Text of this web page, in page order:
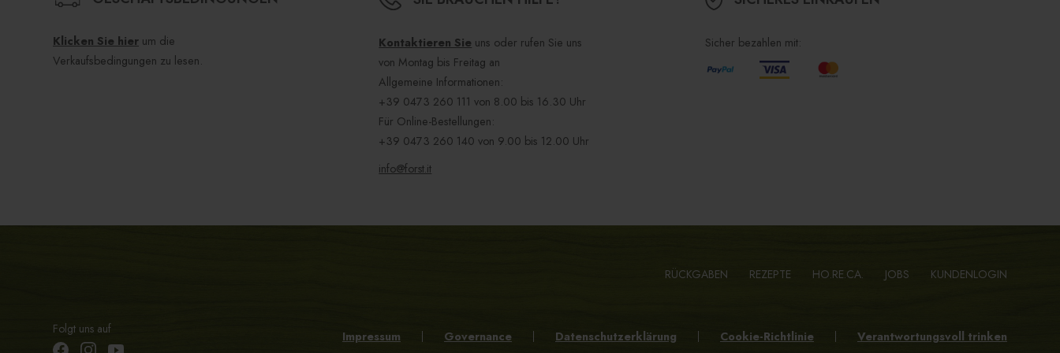
Klicken Sie hier um die
Verkaufsbedingungen zu lesen.
Kontaktieren Sie uns oder rufen Sie uns
von Montag bis Freitag an
Allgemeine Informationen:
+39 0473 260 111 von 8.00 bis 16.30 Uhr
Für Online-Bestellungen:
+39 0473 260 140 von 9.00 bis 12.00 Uhr
info@forst.it
Sicher bezahlen mit:
RÜCKGABEN REZEPTE HO.RE.CA. JOBS KUNDENLOGIN
Folgt uns auf Impressum Governance Datenschutzerklärung Cookie-Richtlinie Verantwortungsvoll trinken